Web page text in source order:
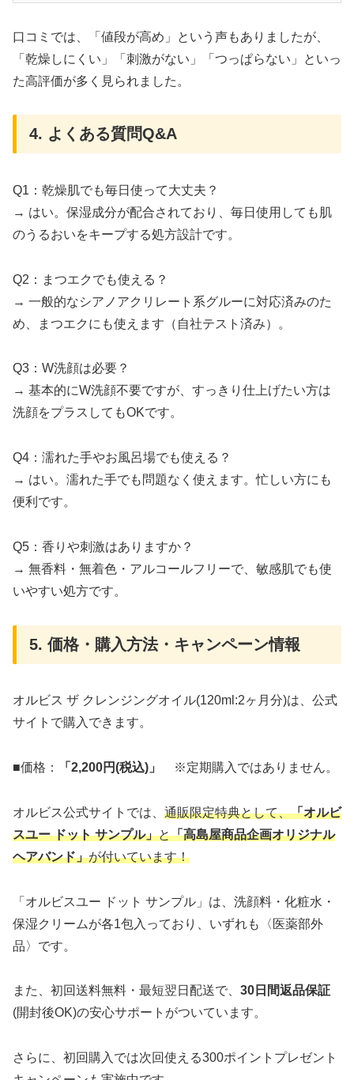
口コミでは、「値段が高め」という声もありましたが、
「乾燥しにくい」「刺激がない」「つっぱらない」といっ
た高評価が多く見られました。
4. よくある質問Q&A
Q1：乾燥肌でも毎日使って大丈夫？
→ はい。保湿成分が配合されており、毎日使用しても肌
のうるおいをキープする処方設計です。
Q2：まつエクでも使える？
→ 一般的なシアノアクリレート系グルーに対応済みのた
め、まつエクにも使えます（自社テスト済み）。
Q3：W洗顔は必要？
→ 基本的にW洗顔不要ですが、すっきり仕上げたい方は
洗顔をプラスしてもOKです。
Q4：濡れた手やお風呂場でも使える？
→ はい。濡れた手でも問題なく使えます。忙しい方にも
便利です。
Q5：香りや刺激はありますか？
→ 無香料・無着色・アルコールフリーで、敏感肌でも使
いやすい処方です。
5. 価格・購入方法・キャンペーン情報
オルビス ザ クレンジングオイル(120ml:2ヶ月分)は、公式
サイトで購入できます。
■価格： 「2,200円(税込)」 ※定期購入ではありません。
オルビス公式サイトでは、 通販限定特典として、「オルビ
スユー ドット サンプル」と「高島屋商品企画オリジナル
ヘアバンド」が付いています！
「オルビスユー ドット サンプル」は、洗顔料・化粧水・
保湿クリームが各1包入っており、いずれも〈医薬部外
品〉です。
また、初回送料無料・最短翌日配送で、 30日間返品保証
(開封後OK)の安心サポートがついています。
さらに、初回購入では次回使える300ポイントプレゼント